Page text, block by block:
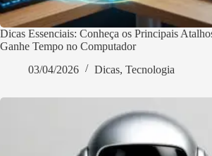
Dicas Essenciais: Conheça os Principais
Ganhe Tempo no Computador
03/04/2026
Dicas, Tecnologia